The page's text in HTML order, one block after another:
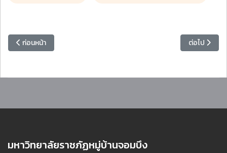
เนื้อหาก่อนหน้า: วิทยาลัยมวยไทยศึกษาและการแพทย์แผนไทย จัดกิจกร
ก่อนหน้า เนื้อหาถัดไ
ต่อไป
มหาวิทยาลัยราชภัฏหมู่บ้านจอมบึง